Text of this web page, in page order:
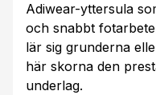
Adiwear-yttersula
och snabbt
lär sig grunderna
här skorna den
underlag.